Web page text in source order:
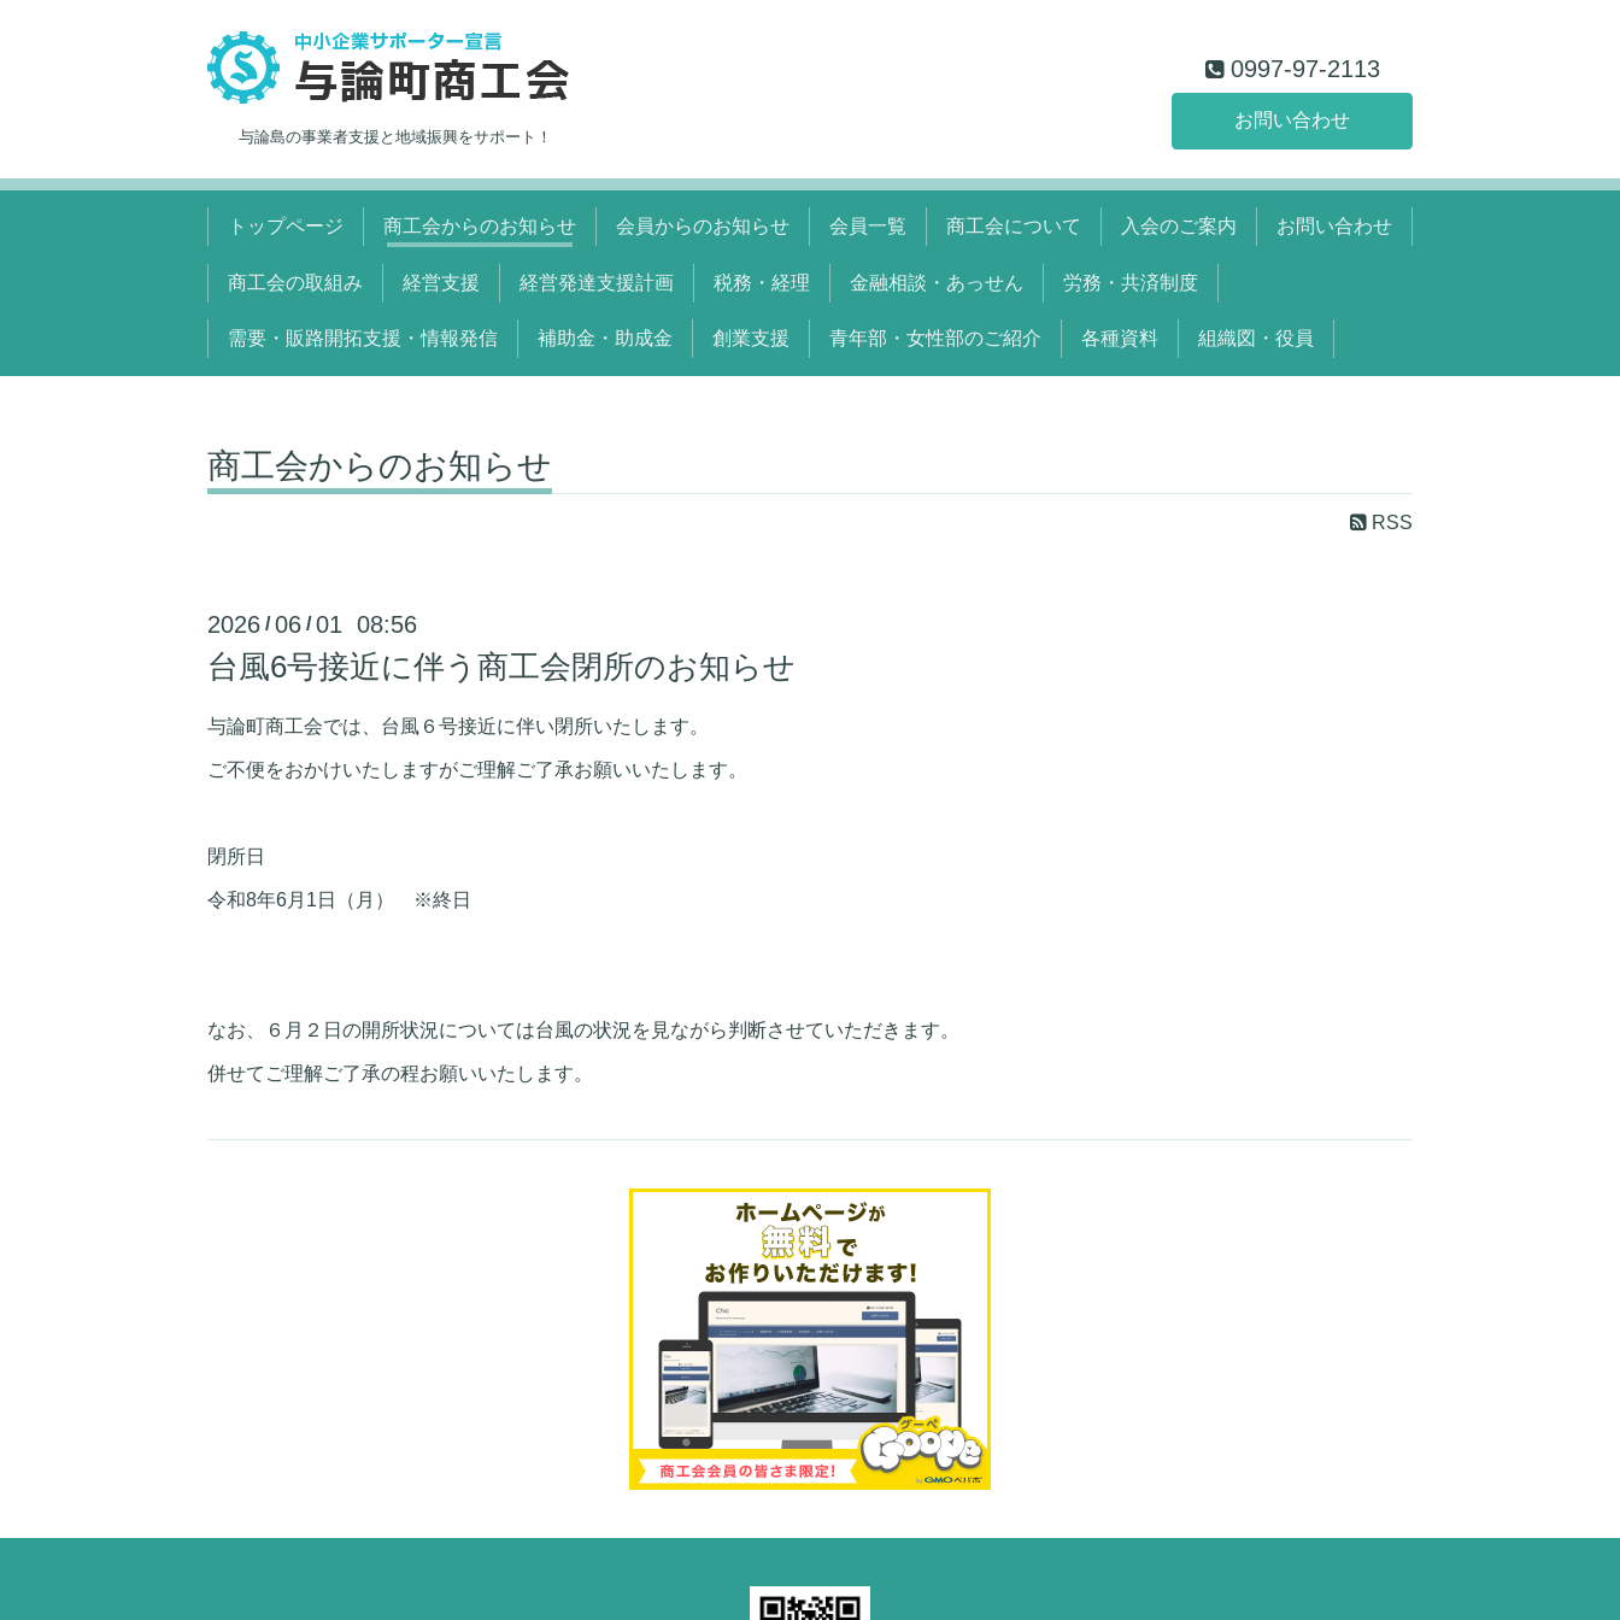
与論島の事業者支援と地域振興をサポート！
0997-97-2113
お問い合わせ
トップページ 商工会からのお知らせ 会員からのお知らせ 会員一覧 商工会について 入会のご案内 お問い合わせ
商工会の取組み 経営支援 経営発達支援計画 税務・経理 金融相談・あっせん 労務・共済制度
需要・販路開拓支援・情報発信 補助金・助成金 創業支援 青年部・女性部のご紹介 各種資料 組織図・役員
商工会からのお知らせ
RSS
2026 /06 /01 08:56
台風6号接近に伴う商工会閉所のお知らせ
与論町商工会では、台風６号接近に伴い閉所いたします。
ご不便をおかけいたしますがご理解ご了承お願いいたします。
閉所日
令和8年6月1日（月） ※終日
なお、６月２日の開所状況については台風の状況を見ながら判断させていただきます。
併せてご理解ご了承の程お願いいたします。